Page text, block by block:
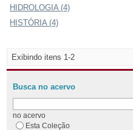
HIDROLOGIA (4)
HISTÓRIA (4)
Exibindo itens 1-2
Busca no acervo
no acervo
Esta Coleção